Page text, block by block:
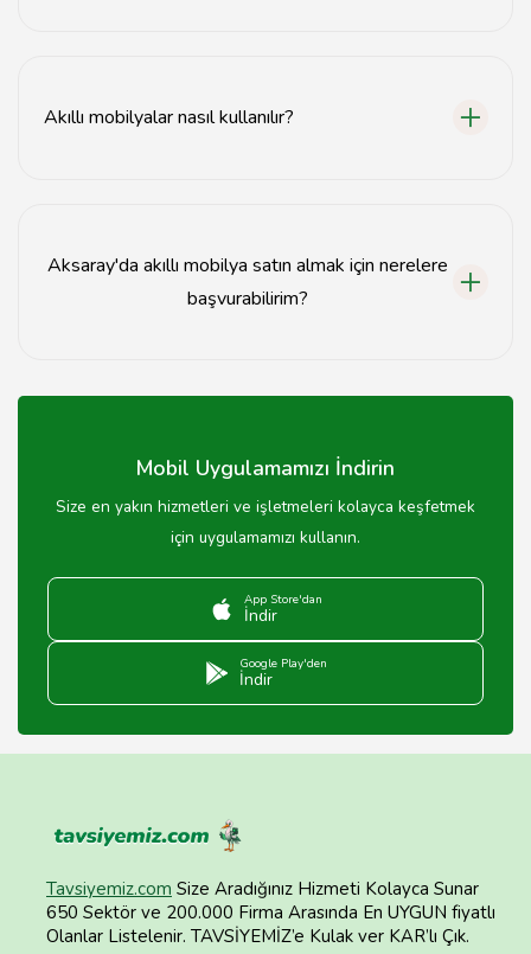
Akıllı mobilyalar nasıl kullanılır?
Aksaray'da akıllı mobilya satın almak için nerelere
başvurabilirim?
mağazalarını veya online satış platformlarını ziyaret
Mobil Uygulamamızı İndirin
Size en yakın hizmetleri ve işletmeleri kolayca keşfetmek
için uygulamamızı kullanın.
App Store'dan
İndir
Google Play'den
İndir
Tavsiyemiz.com Size Aradığınız Hizmeti Kolayca Sunar
650 Sektör ve 200.000 Firma Arasında En UYGUN fiyatlı
Olanlar Listelenir. TAVSİYEMİZ’e Kulak ver KAR’lı Çık.